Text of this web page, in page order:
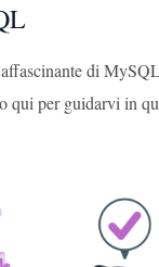
di
per guidarvi in